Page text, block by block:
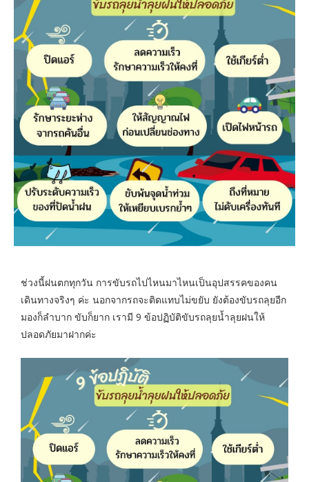
ช่วงนี้ฝนตกทุกวัน การขับรถไปไหนมาไหนเป็นอุปสรรคของคน
เดินทางจริงๆ ค่ะ นอกจากรถจะติดแทบไม่ขยับ ยังต้องขับรถลุยอีก
มองก็ลำบาก ขับก็ยาก เรามี 9 ข้อปฏิบัติขับรถลุยน้ำลุยฝนให้
ปลอดภัยมาฝากค่ะ